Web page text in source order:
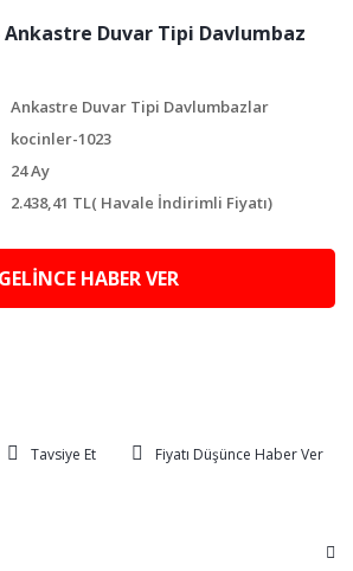
Ankastre Duvar Tipi Davlumbaz
Ankastre Duvar Tipi Davlumbazlar
kocinler-1023
24 Ay
2.438,41 TL( Havale İndirimli Fiyatı)
GELİNCE HABER VER
Tavsiye Et
Fiyatı Düşünce Haber Ver